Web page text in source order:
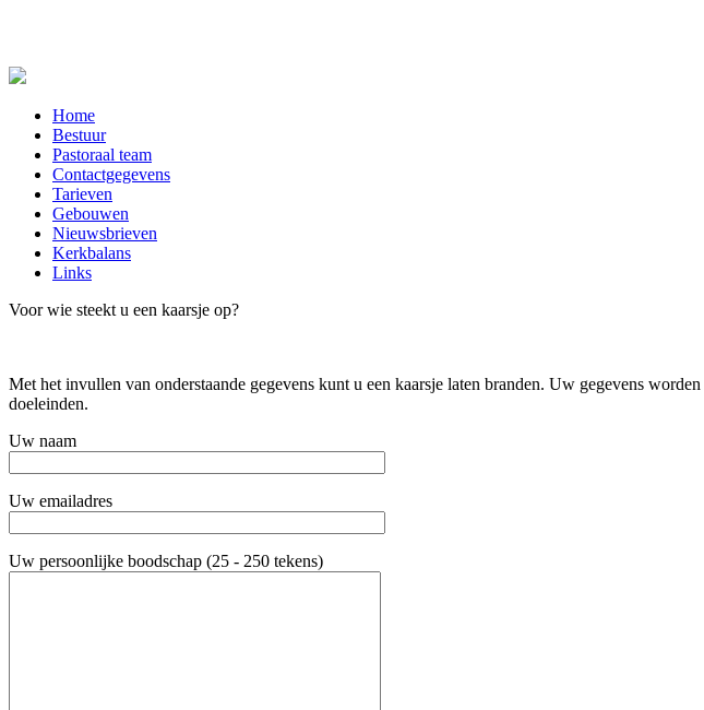
Close
Menu
Home
Bestuur
Pastoraal team
Contactgegevens
Tarieven
Gebouwen
Nieuwsbrieven
Kerkbalans
Links
Voor wie steekt u een kaarsje op?
Met het invullen van onderstaande gegevens kunt u een kaarsje laten branden. Uw gegevens
doeleinden.
Uw naam
Uw emailadres
Uw persoonlijke boodschap (25 - 250 tekens)